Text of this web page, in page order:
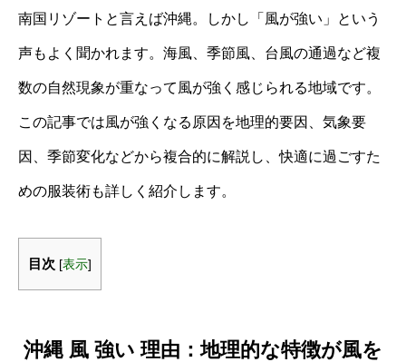
南国リゾートと言えば沖縄。しかし「風が強い」という
声もよく聞かれます。海風、季節風、台風の通過など複
数の自然現象が重なって風が強く感じられる地域です。
この記事では風が強くなる原因を地理的要因、気象要
因、季節変化などから複合的に解説し、快適に過ごすた
めの服装術も詳しく紹介します。
目次 [表示]
沖縄 風 強い 理由：地理的な特徴が風を